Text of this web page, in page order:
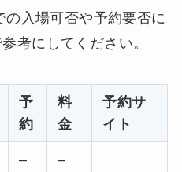
入場可否や予約要否に
考にしてください。
予
約
料
金
予約サ
イト
– –